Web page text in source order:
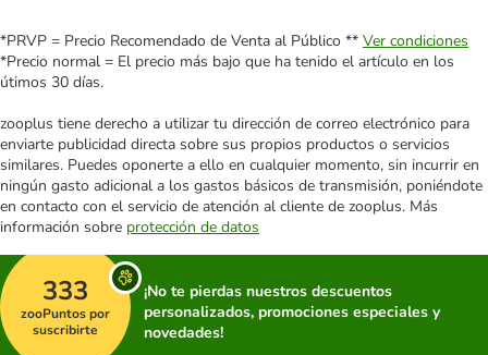
*PRVP = Precio Recomendado de Venta al Público ** Ver condiciones
*Precio normal = El precio más bajo que ha tenido el artículo en los
útimos 30 días.
zooplus tiene derecho a utilizar tu dirección de correo electrónico para
enviarte publicidad directa sobre sus propios productos o servicios
similares. Puedes oponerte a ello en cualquier momento, sin incurrir en
ningún gasto adicional a los gastos básicos de transmisión, poniéndote
en contacto con el servicio de atención al cliente de zooplus. Más
información sobre protección de datos
333
zooPuntos por
suscribirte
¡No te pierdas nuestros descuentos
personalizados, promociones especiales y
novedades!